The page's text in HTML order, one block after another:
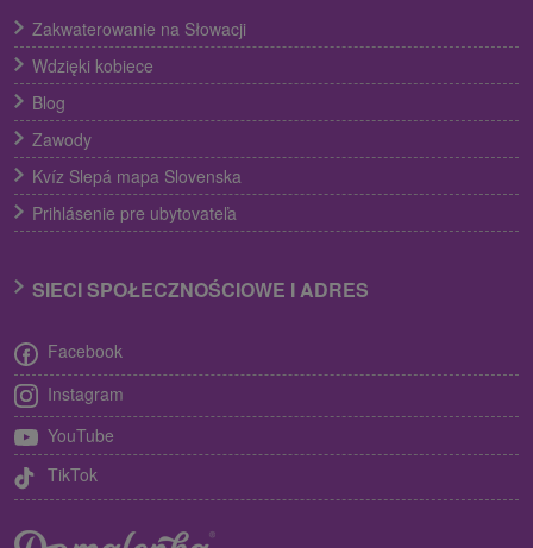
Zakwaterowanie na Słowacji
Wdzięki kobiece
Blog
Zawody
Kvíz Slepá mapa Slovenska
Prihlásenie pre ubytovateľa
SIECI SPOŁECZNOŚCIOWE I ADRES
Facebook
Instagram
YouTube
TikTok